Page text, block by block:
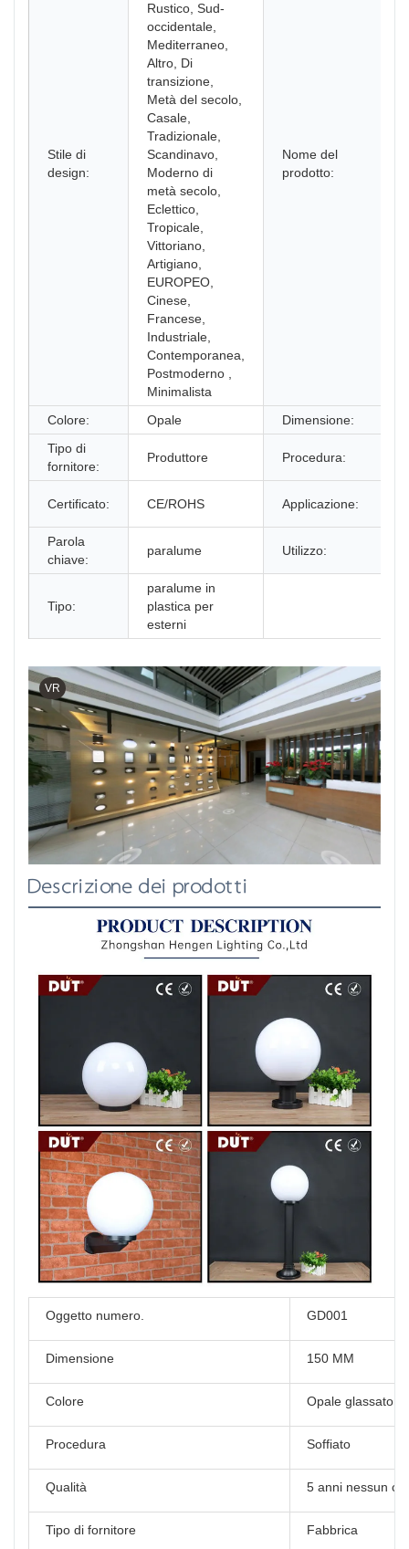
Stile di
design:
Rustico, Sud-
occidentale,
Mediterraneo,
Altro, Di
transizione,
Metà del secolo,
Casale,
Tradizionale,
Scandinavo,
Moderno di
metà secolo,
Eclettico,
Tropicale,
Vittoriano,
Artigiano,
EUROPEO,
Cinese,
Francese,
Industriale,
Contemporanea,
Postmoderno ,
Minimalista
Nome del
prodotto:
Colore: Opale
Dimensione:
Tipo di
fornitore:
Produttore Procedura:
Certificato: CE/ROHS Applicazione:
Parola
chiave:
paralume Utilizzo:
Tipo:
paralume in
plastica per
esterni
VR
Descrizione dei prodotti
Oggetto numero. GD001
Dimensione 150 MM
Colore Opale glassato
Procedura Soffiato
Qualità 5 anni nessun
Tipo di fornitore Fabbrica